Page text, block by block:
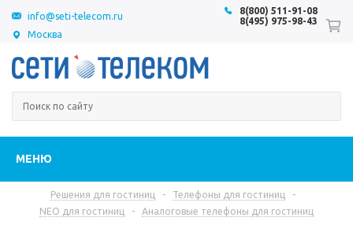
Москва
8(800) 511-91-08
8(495) 975-98-43
info@seti-telecom.ru
МЕНЮ
Решения для гостиниц - Телефоны для гостиниц
-
NEO для гостиниц
- Аналоговые телефоны для гостиниц